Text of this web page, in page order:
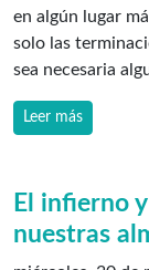
en algún lugar
solo las
sea necesaria
Leer más
El infierno
nuestras